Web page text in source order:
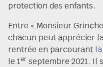
protection des enfants.
Entre « Monsieur
chacun peut apprécier
rentrée en parcourant la
le 1er septembre 2021. Il